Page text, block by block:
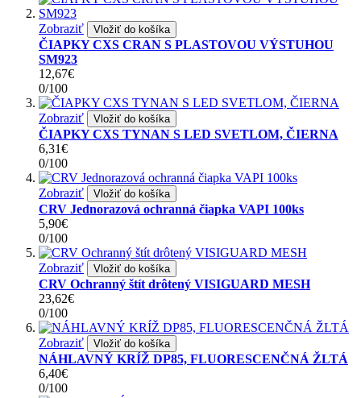
Zobraziť Vložiť do košíka
ČIAPKY CXS CRAN S PLASTOVOU VÝSTUHOU
SM923
12,67€
0/100
Zobraziť Vložiť do košíka
ČIAPKY CXS TYNAN S LED SVETLOM, ČIERNA
6,31€
0/100
Zobraziť Vložiť do košíka
CRV Jednorazová ochranná čiapka VAPI 100ks
5,90€
0/100
Zobraziť Vložiť do košíka
CRV Ochranný štít drôtený VISIGUARD MESH
23,62€
0/100
Zobraziť Vložiť do košíka
NÁHLAVNÝ KRÍŽ DP85, FLUORESCENČNÁ ŽLTÁ
6,40€
0/100